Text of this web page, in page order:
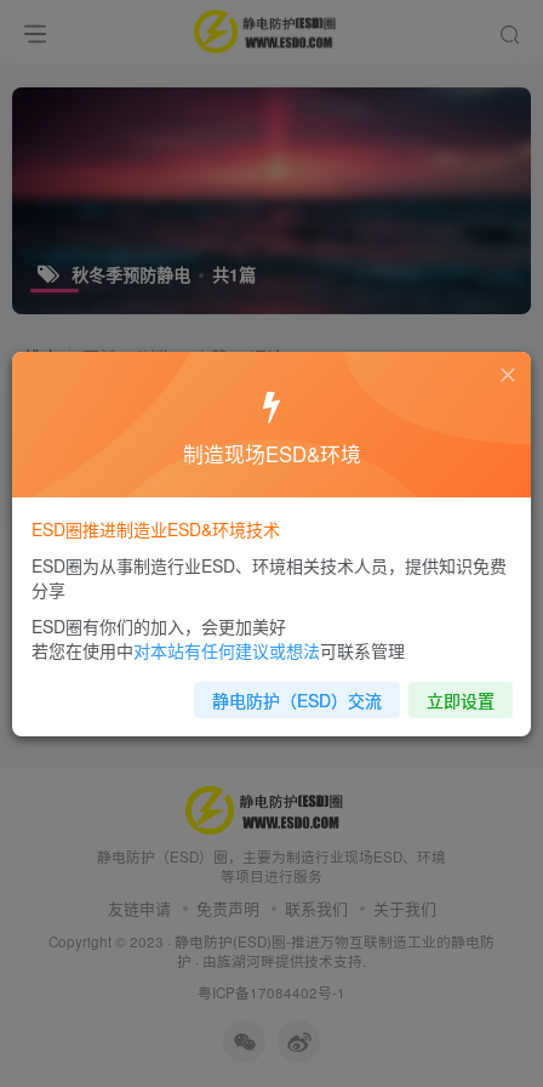
秋冬季预防静电 共1篇
排序 更新 浏览 点赞 评论
秋冬季教你搞定爱车静电问题
静电技术
6年前 8663
静电防护（ESD）圈，主要为制造行业现场ESD、环境
等项目进行服务
友链申请 免责声明 联系我们 关于我们
Copyright © 2023 · 静电防护(ESD)圈-推进万物互联制造工业的静电防
护 · 由旌湖河畔提供技术支持.
粤ICP备17084402号-1
制造现场ESD&环境
ESD圈推进制造业ESD&环境技术
ESD圈为从事制造行业ESD、环境相关技术人员，提供知识免费
分享
ESD圈有你们的加入，会更加美好
若您在使用中对本站有任何建议或想法可联系管理
静电防护（ESD）交流 立即设置